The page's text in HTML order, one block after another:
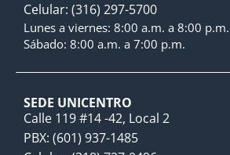
Celular: (316) 297-5700
Lunes a viernes: 8:00 a.m. a 8:00 p.m.
Sábado: 8:00 a.m. a 7:00 p.m.
SEDE UNICENTRO
Calle 119 #14 -42, Local 2
PBX: (601) 937-1485